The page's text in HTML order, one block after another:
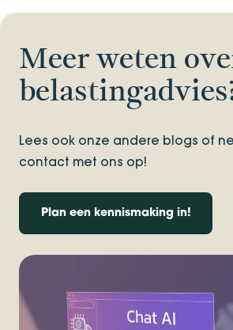
Meer weten
Lees ook onze andere blogs of
contact met ons op!
Plan een kennismaking in!